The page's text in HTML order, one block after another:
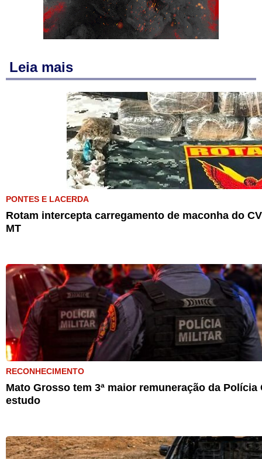
Leia mais
PONTES E LACERDA
Rotam intercepta carregamento de maconha do
MT
RECONHECIMENTO
Mato Grosso tem 3ª maior remuneração da Polícia
estudo